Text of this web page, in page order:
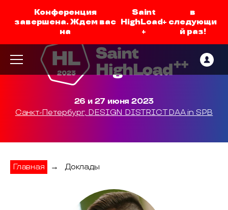
Конференция
завершена. Ждем вас
на
Saint
HighLoad+
+
в
следующи
й раз!
26 и 27 июня 2023
Санкт-Петербург, DESIGN DISTRICT DAA in SPB
Главная → Доклады